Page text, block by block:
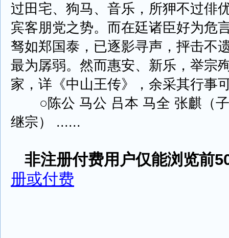
过田宅、狗马、音乐，所狎不过俳
宾客朋党之势。而在廷诸臣好为危
驽如郑国泰，已逐影寻声，抨击不
最为孱弱。然而惠安、新乐，举宗
家，详《中山王传》，余采其行事
○陈公 马公 吕本 马全 张麒（子
继宗） ......
非注册付费用户仅能浏览前
册或付费